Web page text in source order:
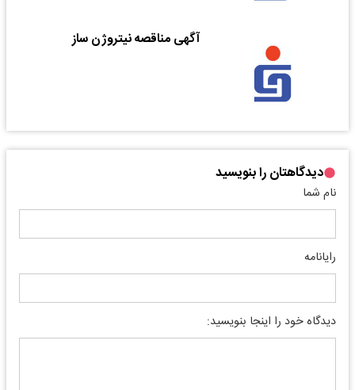
آگهی مناقصه نیتروژن ساز
دیدگاهتان را بنویسید
نام شما
رایانامه
دیدگاه خود را اینجا بنویسید: